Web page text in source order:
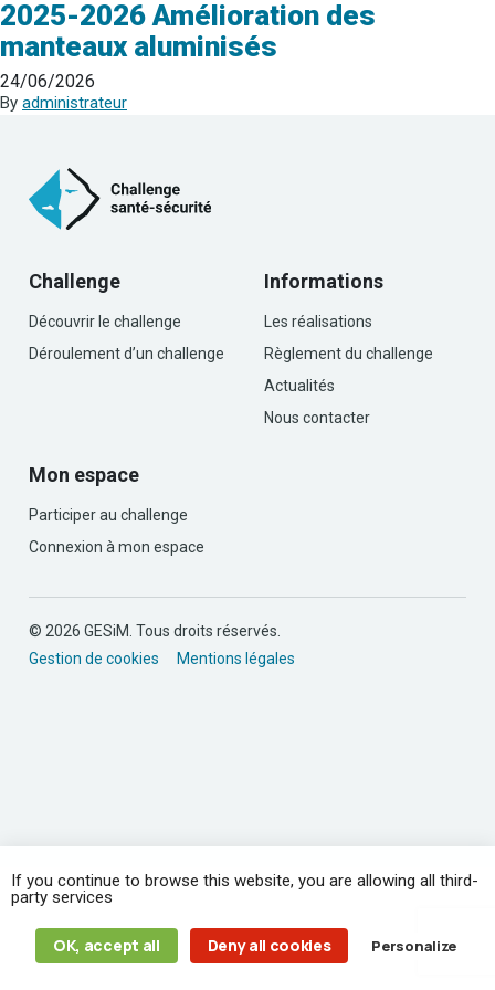
2025-2026 Amélioration des
manteaux aluminisés
24/06/2026
By administrateur
Challenge
Découvrir le challenge
Déroulement d’un challenge
Informations
Les réalisations
Règlement du challenge
Actualités
Nous contacter
Mon espace
Participer au challenge
Connexion à mon espace
© 2026 GESiM. Tous droits réservés.
Gestion de cookies
Mentions légales
If you continue to browse this website, you are allowing all third-
party services
OK, accept all Deny all cookies Personalize